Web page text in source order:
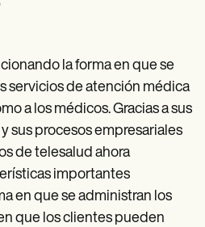
la forma en que se
servicios de atención médica
a los médicos. Gracias a sus
sus procesos empresariales
de telesalud ahora
importantes
en que se administran los
que los clientes pueden